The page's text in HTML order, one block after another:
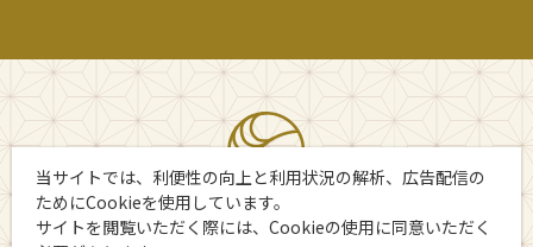
当サイトでは、利便性の向上と利用状況の解析、広告配信の
ためにCookieを使用しています。
サイトを閲覧いただく際には、Cookieの使用に同意いただく